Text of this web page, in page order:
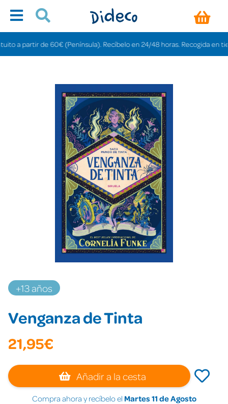
partir de 60€ (Península). Recíbelo en 24/48 horas. Recogida en
+13 años
Venganza de Tinta
21,95€
Añadir a la cesta
Compra ahora y recíbelo el Martes 11 de Agosto